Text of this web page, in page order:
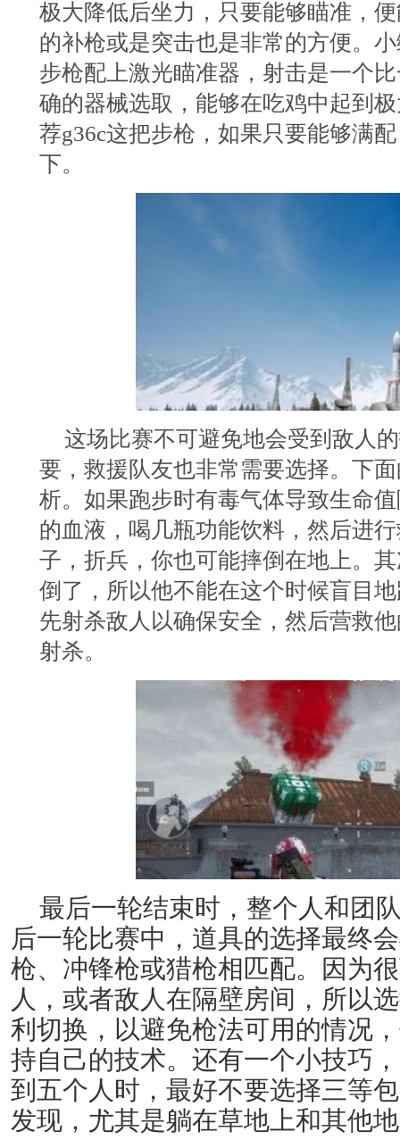
极大降低后坐力，只要能够瞄准，
的补枪或是突击也是非常的方便。
步枪配上激光瞄准器，射击是一个
确的器械选取，能够在吃鸡中起到
荐g36c这把步枪，如果只要能够满
下。
这场比赛不可避免地会受到敌人
要，救援队友也非常需要选择。下
析。如果跑步时有毒气体导致生命
的血液，喝几瓶功能饮料，然后进
子，折兵，你也可能摔倒在地上。
倒了，所以他不能在这个时候盲目
先射杀敌人以确保安全，然后营救
射杀。
最后一轮结束时，整个人和团
后一轮比赛中，道具的选择最终
枪、冲锋枪或猎枪相匹配。因为
人，或者敌人在隔壁房间，所以
利切换，以避免枪法可用的情况
持自己的技术。还有一个小技巧
到五个人时，最好不要选择三等
发现，尤其是躺在草地上和其他